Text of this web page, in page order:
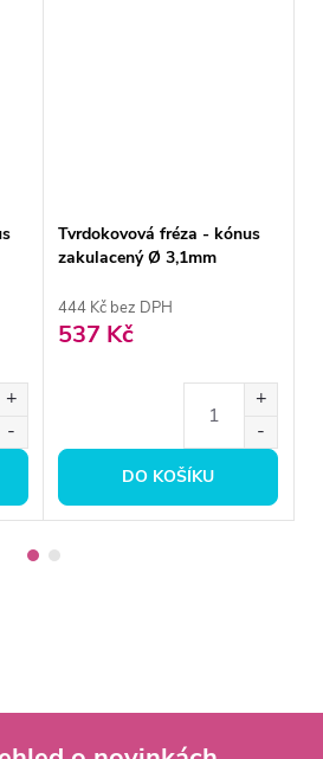
Tvrdokovová fréza - kónus
zakulacený Ø 3,1mm
444 Kč bez DPH
537 Kč
DO KOŠÍKU